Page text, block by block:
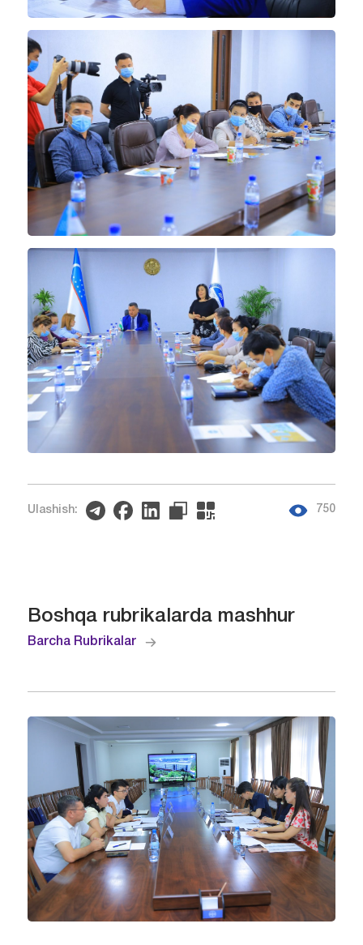
Ulashish: 750
Boshqa rubrikalarda mashhur
Barcha Rubrikalar